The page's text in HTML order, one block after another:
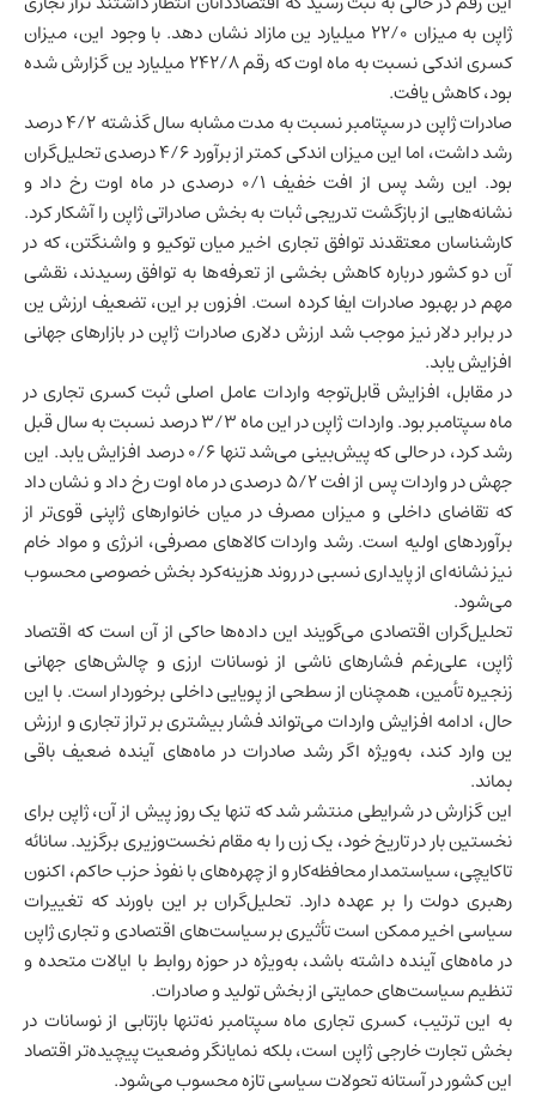
ژاپن به میزان ۲۲/۰ میلیارد ین مازاد نشان دهد. با وجود این، میزان
کسری اندکی نسبت به ماه اوت که رقم ۲۴۲/۸ میلیارد ین گزارش شده
بود، کاهش یافت.
صادرات ژاپن در سپتامبر نسبت به مدت مشابه سال گذشته ۴/۲ درصد
رشد داشت، اما این میزان اندکی کمتر از برآورد ۴/۶ درصدی تحلیل‌گران
بود. این رشد پس از افت خفیف ۰/۱ درصدی در ماه اوت رخ داد و
نشانه‌هایی از بازگشت تدریجی ثبات به بخش صادراتی ژاپن را آشکار کرد.
کارشناسان معتقدند توافق تجاری اخیر میان توکیو و واشنگتن، که در
آن دو کشور درباره کاهش بخشی از تعرفه‌ها به توافق رسیدند، نقشی
مهم در بهبود صادرات ایفا کرده است. افزون بر این، تضعیف ارزش ین
در برابر دلار نیز موجب شد ارزش دلاری صادرات ژاپن در بازارهای جهانی
افزایش یابد.
در مقابل، افزایش قابل‌توجه واردات عامل اصلی ثبت کسری تجاری در
ماه سپتامبر بود. واردات ژاپن در این ماه ۳/۳ درصد نسبت به سال قبل
رشد کرد، در حالی که پیش‌بینی می‌شد تنها ۰/۶ درصد افزایش یابد. این
جهش در واردات پس از افت ۵/۲ درصدی در ماه اوت رخ داد و نشان داد
که تقاضای داخلی و میزان مصرف در میان خانوارهای ژاپنی قوی‌تر از
برآوردهای اولیه است. رشد واردات کالاهای مصرفی، انرژی و مواد خام
نیز نشانه‌ای از پایداری نسبی در روند هزینه‌کرد بخش خصوصی محسوب
می‌شود.
تحلیل‌گران اقتصادی می‌گویند این داده‌ها حاکی از آن است که اقتصاد
ژاپن، علی‌رغم فشارهای ناشی از نوسانات ارزی و چالش‌های جهانی
زنجیره تأمین، همچنان از سطحی از پویایی داخلی برخوردار است. با این
حال، ادامه افزایش واردات می‌تواند فشار بیشتری بر تراز تجاری و ارزش
ین وارد کند، به‌ویژه اگر رشد صادرات در ماه‌های آینده ضعیف باقی
بماند.
این گزارش در شرایطی منتشر شد که تنها یک روز پیش از آن، ژاپن برای
نخستین بار در تاریخ خود، یک زن را به مقام نخست‌وزیری برگزید. سانائه
تاکایچی، سیاستمدار محافظه‌کار و از چهره‌های با نفوذ حزب حاکم، اکنون
رهبری دولت را بر عهده دارد. تحلیل‌گران بر این باورند که تغییرات
سیاسی اخیر ممکن است تأثیری بر سیاست‌های اقتصادی و تجاری ژاپن
در ماه‌های آینده داشته باشد، به‌ویژه در حوزه روابط با ایالات متحدهو
تنظیم سیاست‌های حمایتی از بخش تولید و صادرات.
به این ترتیب، کسری تجاری ماه سپتامبر نه‌تنها بازتابی از نوسانات در
بخش تجارت خارجی ژاپن است، بلکه نمایانگر وضعیت پیچیده‌تر اقتصاد
این کشور در آستانه تحولات سیاسی تازه محسوب می‌شود.